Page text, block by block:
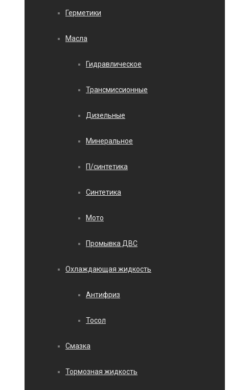
Герметики
Масла
Гидравлическое
Трансмиссионные
Дизельные
Минеральное
П/синтетика
Синтетика
Мото
Промывка ДВС
Охлаждающая жидкость
Антифриз
Тосол
Смазка
Тормозная жидкость